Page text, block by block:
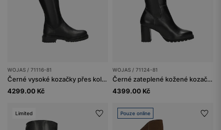
WOJAS / 71116-81
Černé vysoké kozačky přes kolena
4299.00 Kč
WOJAS / 71124-81
Černé zateplené kožené kozačky na podpatku
4399.00 Kč
Limited Pouze online